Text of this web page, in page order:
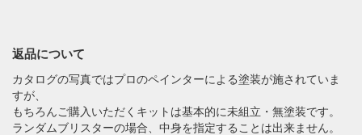
返品について
カタログの写真ではプロのペインターによる塗装が施されていま
すが、
もちろんご購入いただくキットは基本的に未組立・無塗装です。
ランダムブリスターの場合、中身を指定することは出来ません。